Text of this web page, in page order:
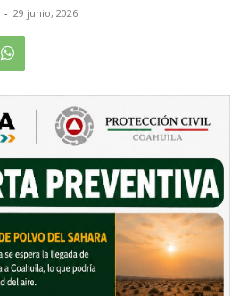
- 29 junio, 2026